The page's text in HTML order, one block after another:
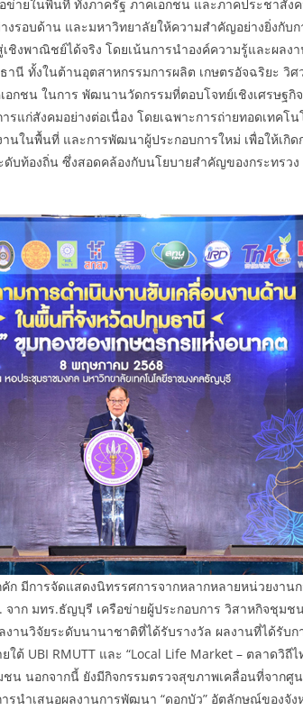
ข่ายในพื้นที่ ทั้งภาครัฐ ภาคเอกชน และภาคประชาสัง
รอบด้าน และมหาวิทยาลัยให้ความสำคัญอย่างยิ่งกับ
งพาณิชย์ได้จริง โดยเน้นการนำองค์ความรู้และผลง
นี ทั้งในต้านอุตสาหกรรมการผลิต เกษตรอัจฉริยะ วิศ
กชน ในการ พัฒนานวัดกรรมที่ตอบโจทย์เชิงเศรษฐกิ
แก่สังคมอย่างต่อเนื่อง โดยเฉพาะการถ่ายทอดเทคโ
านในพื้นที่ และการพัฒนาผู้ประกอบการใหม่ เพื่อให้เกิ
บท้องถิ่น ซึ่งสอดคล้องกับนโยบายสำคัญของกระทรวง
ก มีการจัดแสดงนิทรรศการจากหลากหลายหน่วยงา
าก มทร.ธัญบุรี เครือข่ายผู้ประกอบการ วิสาหกิจชุมช
งานวิจัยระดับนานาชาติที่ได้รับรางวัล ผลงานที่ได้รับ
ต้ UBI RMUTT และ “Local Life Market – ตลาดวิถี
น นอกจากนี้ ยังมีกิจกรรมตรวจสุขภาพเคลื่อนที่จากศู
รนำเสนอผลงานการพัฒนา “ดอกบัว” อัตลักษณ์ของจั